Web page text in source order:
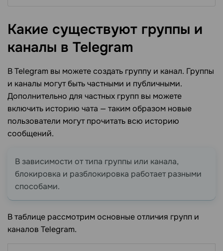
Какие существуют группы и
каналы в Telegram
В Telegram вы можете создать группу и канал. Группы
и каналы могут быть частными и публичными.
Дополнительно для частных групп вы можете
включить историю чата — таким образом новые
пользователи могут прочитать всю историю
сообщений.
В зависимости от типа группы или канала,
блокировка и разблокировка работает разными
способами.
В таблице рассмотрим основные отличия групп и
каналов Telegram.